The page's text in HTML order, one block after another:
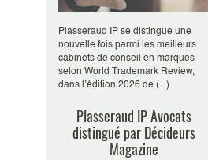
Plasseraud IP se distingue une
nouvelle fois parmi les meilleurs
cabinets de conseil en marques
selon World Trademark Review,
dans l’édition 2026 de (...)
Plasseraud IP Avocats
distingué par Décideurs
Magazine